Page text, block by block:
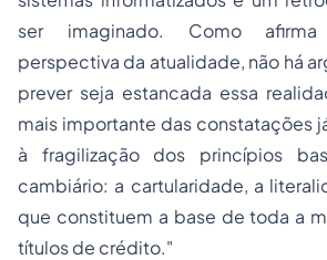
ser imaginado. Como afirma
perspectiva da atualidade, não há
prever seja estancada essa
mais importante das constatações
à fragilização dos princípios
cambiário: a cartularidade, a
que constituem a base de toda a
títulos de crédito."